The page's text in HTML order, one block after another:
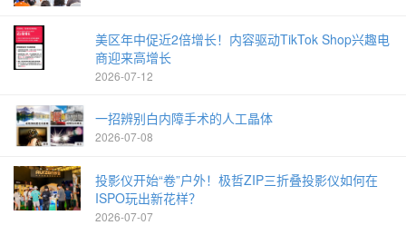
美区年中促近2倍增长！内容驱动TikTok Shop兴趣电
商迎来高增长
2026-07-12
一招辨别白内障手术的人工晶体
2026-07-08
投影仪开始“卷”户外！极哲ZIP三折叠投影仪如何在
ISPO玩出新花样？
2026-07-07